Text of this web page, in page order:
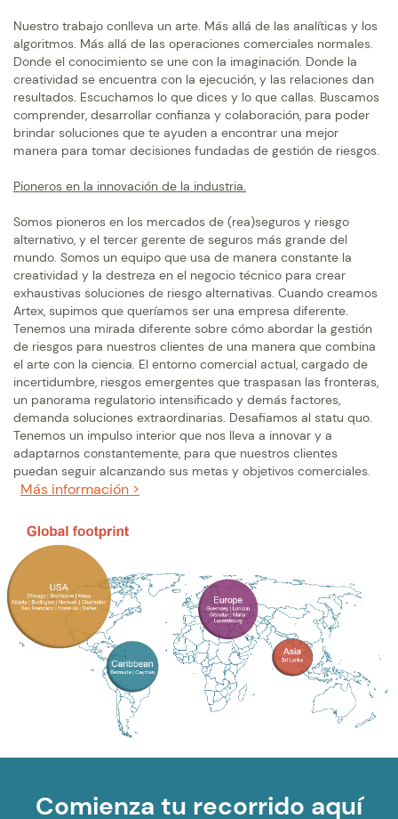
Nuestro trabajo conlleva un arte. Más allá de las analíticas y los
algoritmos. Más allá de las operaciones comerciales normales.
Donde el conocimiento se une con la imaginación. Donde la
creatividad se encuentra con la ejecución, y las relaciones dan
resultados. Escuchamos lo que dices y lo que callas. Buscamos
comprender, desarrollar confianza y colaboración, para poder
brindar soluciones que te ayuden a encontrar una mejor
manera para tomar decisiones fundadas de gestión de riesgos.
Pioneros en la innovación de la industria.
Somos pioneros en los mercados de (rea)seguros y riesgo
alternativo, y el tercer gerente de seguros más grande del
mundo. Somos un equipo que usa de manera constante la
creatividad y la destreza en el negocio técnico para crear
exhaustivas soluciones de riesgo alternativas. Cuando creamos
Artex, supimos que queríamos ser una empresa diferente.
Tenemos una mirada diferente sobre cómo abordar la gestión
de riesgos para nuestros clientes de una manera que combina
el arte con la ciencia. El entorno comercial actual, cargado de
incertidumbre, riesgos emergentes que traspasan las fronteras,
un panorama regulatorio intensificado y demás factores,
demanda soluciones extraordinarias. Desafiamos al statu quo.
Tenemos un impulso interior que nos lleva a innovar y a
adaptarnos constantemente, para que nuestros clientes
puedan seguir alcanzando sus metas y objetivos comerciales.
Más información >
Comienza tu recorrido aquí